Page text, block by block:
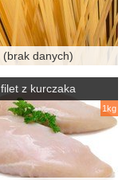
(brak danych)
filet z kurczaka
1kg